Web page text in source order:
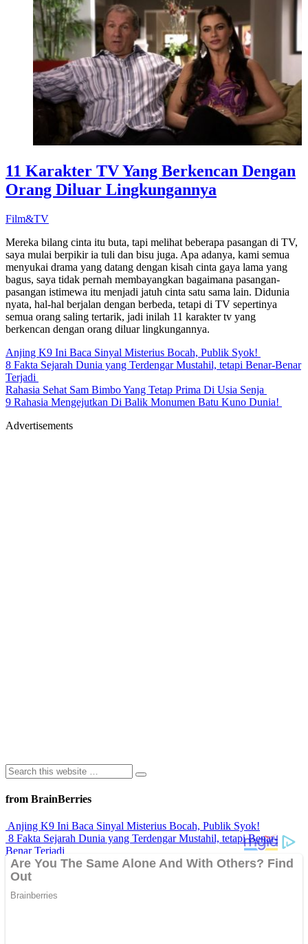
11 Karakter TV Yang Berkencan Dengan
Orang Diluar Lingkungannya
Film&TV
Mereka bilang cinta itu buta, tapi melihat beberapa pasangan di TV,
saya mulai berpikir ia tuli dan bisu juga. Apa adanya, kami semua
menyukai drama yang datang dengan kisah cinta gaya lama yang
bagus, saya tidak pernah membayangkan bagaimana pasangan-
pasangan istimewa itu menjadi jatuh cinta satu sama lain. Didunia
nyata, hal-hal berjalan dengan berbeda, tetapi di TV sepertinya
semua orang saling tertarik, jadi inilah 11 karakter tv yang
berkencan dengan orang diluar lingkungannya.
Anjing K9 Ini Baca Sinyal Misterius Bocah, Publik Syok!
8 Fakta Sejarah Dunia yang Terdengar Mustahil, tetapi Benar-Benar
Terjadi
Rahasia Sehat Sam Bimbo Yang Tetap Prima Di Usia Senja
9 Rahasia Mengejutkan Di Balik Monumen Batu Kuno Dunia!
Advertisements
from BrainBerries
Anjing K9 Ini Baca Sinyal Misterius Bocah, Publik Syok!
8 Fakta Sejarah Dunia yang Terdengar Mustahil, tetapi Benar-
Benar Terjadi
Rahasia Sehat Sam Bimbo Yang Tetap Prima Di Usia Senja
9 Rahasia Mengejutkan Di Balik Monumen Batu Kuno Dunia!